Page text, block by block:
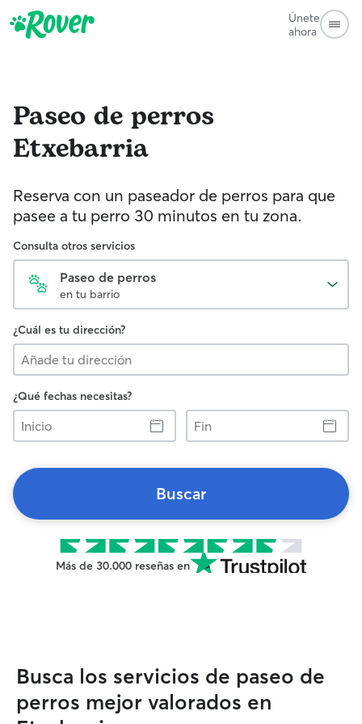
Únete
ahora
Paseo de perros
Etxebarria
Reserva con un paseador de perros para que
pasee a tu perro 30 minutos en tu zona.
Consulta otros servicios
Paseo de perros
en tu barrio
¿Cuál es tu dirección?
¿Qué fechas necesitas?
Inicio
Fin
Buscar
Más de 30.000 reseñas en
Busca los servicios de paseo de
perros mejor valorados en